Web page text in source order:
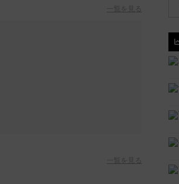
一覧を見る
一覧を見る